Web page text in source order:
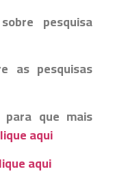
pesquisa
as pesquisas
que mais
aqui
aqui